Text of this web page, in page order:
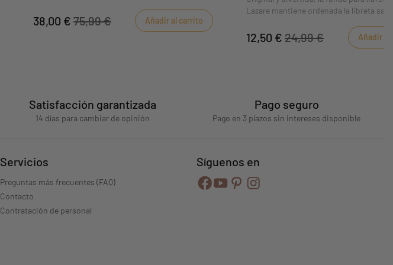
38,00 € 75,99 € Añadir al carrito
Lazare mantiene ordenada la libreta
12,50 € 24,99 € Añadir
Satisfacción garantizada
14 días para cambiar de opinión
Pago seguro
Pago en 3 plazos sin intereses disponible
Servicios
Preguntas más frecuentes (FAQ)
Contacto
Contratación de personal
Síguenos en